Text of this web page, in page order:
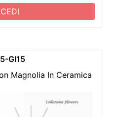
GI15
Magnolia In Ceramica Di